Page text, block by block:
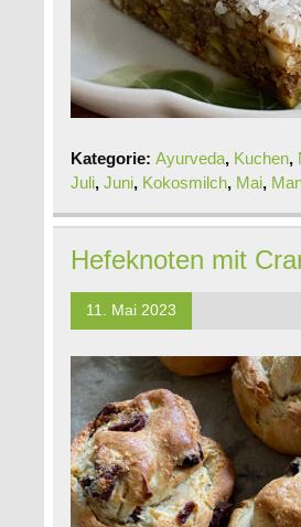
Kategorie:Ayurveda, Kuchen,
Juli,Juni, Kokosmilch, Mai,
Hefeknoten mit
11. Mai 2023